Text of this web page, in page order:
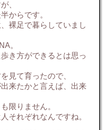
、
からです。
裸足で暮らしていまし
。
き方ができるとは思っ
見て育ったので、
来たかと言えば、出来
限りません。
それぞれなんですね。